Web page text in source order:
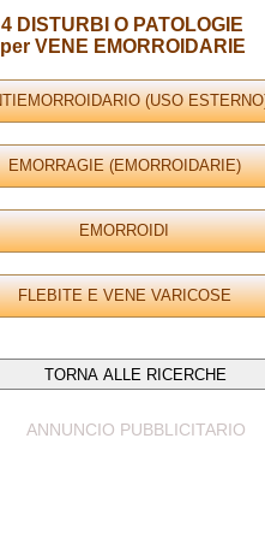
4 DISTURBI O PATOLOGIE
per VENE EMORROIDARIE
ANNUNCIO PUBBLICITARIO